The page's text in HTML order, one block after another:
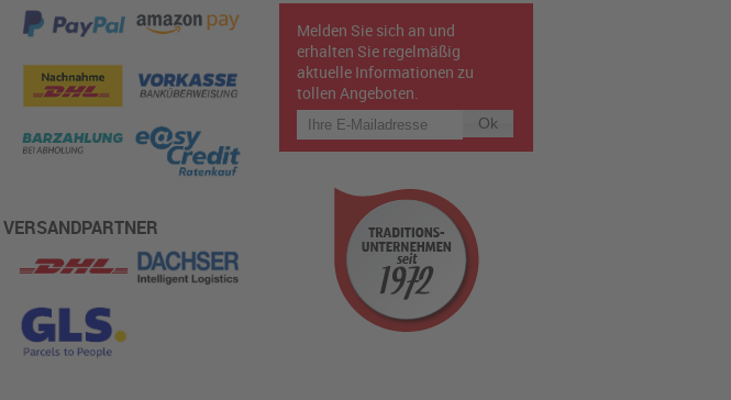
VERSANDPARTNER
Melden Sie sich an und
erhalten Sie regelmäßig
aktuelle Informationen zu
tollen Angeboten.